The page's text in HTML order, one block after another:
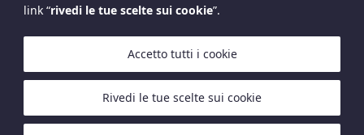
link “rivedi le tue scelte sui cookie”.
Rivedi le tue scelte sui cookie
Accetto tutti i cookie
Copyright The European House - Ambrosetti - Ottobre